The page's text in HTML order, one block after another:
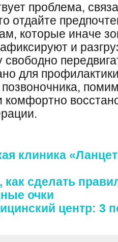
проблема,
отдайте
которые иначе
и
свободно
для
комфортно
клиника
сделать
очки
центр: 3